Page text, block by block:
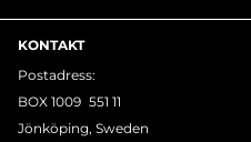
KONTAKT
Postadress:
BOX 1009 551 11
Jönköping, Sweden